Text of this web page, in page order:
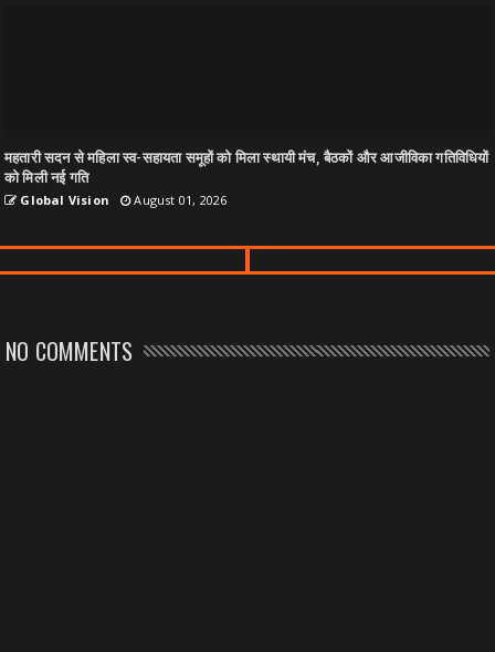
महतारी सदन से महिला स्व-सहायता समूहों को मिला स्थायी मंच, बैठकों और आजीविका गतिविधियों
को मिली नई गति
Global Vision August 01, 2026
NO COMMENTS